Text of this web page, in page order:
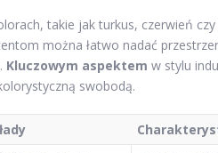
takie jak turkus, czerwień
można łatwo nadać
Kluczowym aspektem w stylu
swobodą.